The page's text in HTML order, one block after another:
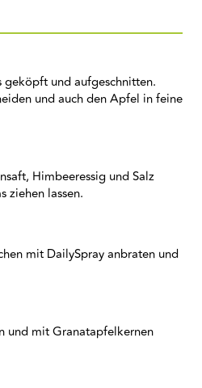
geköpft und aufgeschnitten.
und auch den Apfel in feine
Himbeeressig und Salz
ziehen lassen.
mit DailySpray anbraten und
und mit Granatapfelkernen